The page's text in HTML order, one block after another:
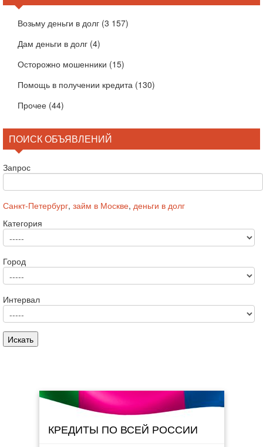
Возьму деньги в долг (3 157)
Дам деньги в долг (4)
Осторожно мошенники (15)
Помощь в получении кредита (130)
Прочее (44)
ПОИСК ОБЪЯВЛЕНИЙ
Запрос
Санкт-Петербург, займ в Москве, деньги в долг
Категория
Город
Интервал
КРЕДИТЫ ПО ВСЕЙ РОССИИ